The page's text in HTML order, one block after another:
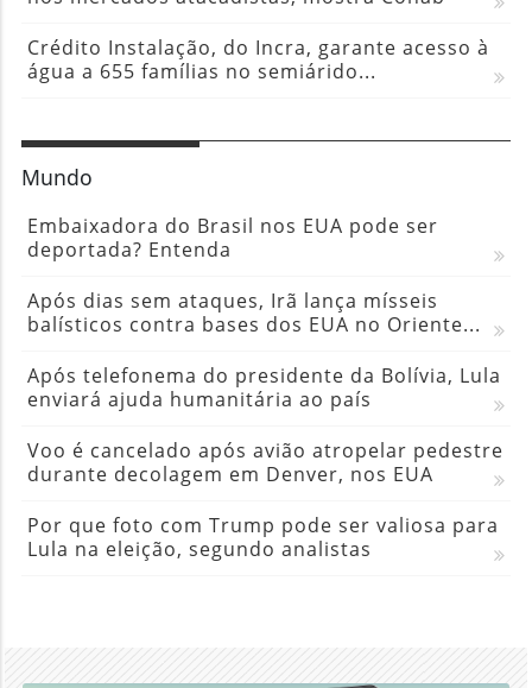
Crédito Instalação, do Incra, garante acesso à
água a 655 famílias no semiárido...
Mundo
Embaixadora do Brasil nos EUA pode ser
deportada? Entenda
Após dias sem ataques, Irã lança mísseis
balísticos contra bases dos EUA no Oriente...
Após telefonema do presidente da Bolívia, Lula
enviará ajuda humanitária ao país
Voo é cancelado após avião atropelar pedestre
durante decolagem em Denver, nos EUA
Por que foto com Trump pode ser valiosa para
Lula na eleição, segundo analistas